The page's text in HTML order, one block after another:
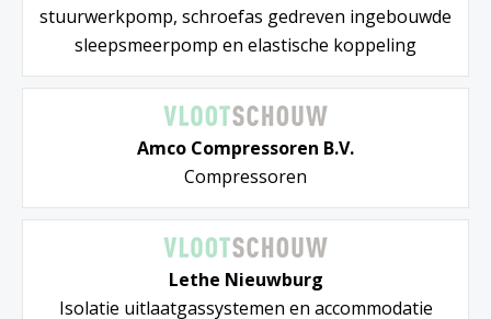
stuurwerkpomp, schroefas gedreven ingebouwde
sleepsmeerpomp en elastische koppeling
Amco Compressoren B.V.
Compressoren
Lethe Nieuwburg
Isolatie uitlaatgassystemen en accommodatie